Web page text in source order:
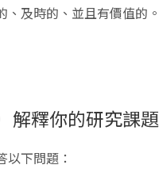
及時的、並且有價值的。
解釋你的研究課題
下問題：